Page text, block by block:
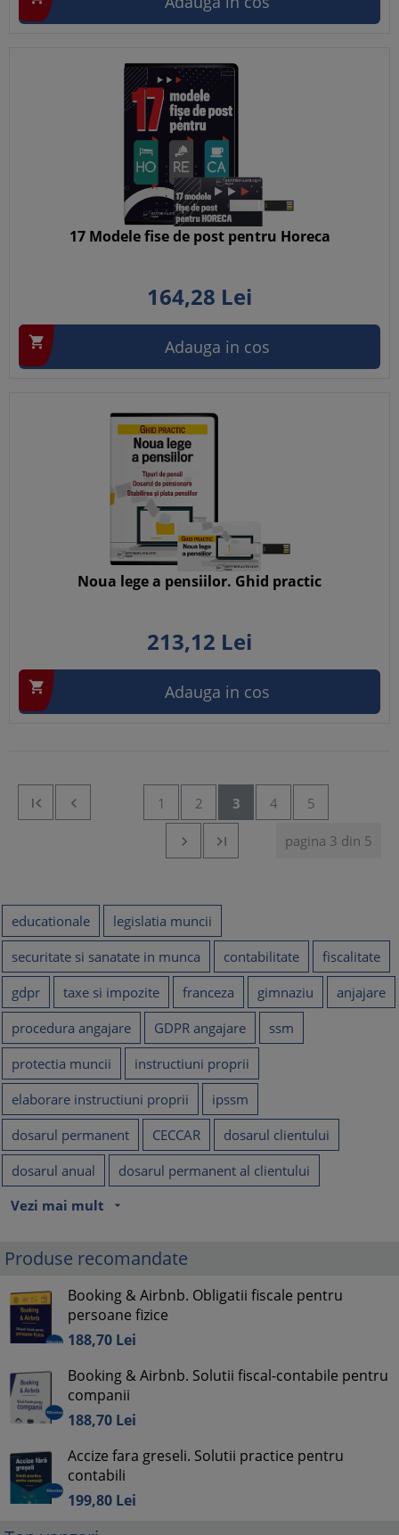
17 Modele fise de post pentru Horeca
164,28 Lei
 Adauga in cos
Noua lege a pensiilor. Ghid practic
213,12 Lei
 Adauga in cos
  1 2 3 4 5
pagina 3 din 5


educationale
legislatia muncii
securitate si sanatate in munca
contabilitate
fiscalitate
gdpr
taxe si impozite franceza gimnaziu
anjajare
procedura angajare
GDPR angajare
ssm
protectia muncii
instructiuni proprii
elaborare instructiuni proprii
ipssm
dosarul permanent
CECCAR
dosarul clientului
dosarul anual
dosarul permanent al clientului
Vezi mai mult
arrow_drop_down
Produse recomandate
Booking & Airbnb. Obligatii fiscale pentru
persoane fizice
188,70 Lei
Booking & Airbnb. Solutii fiscal-contabile pentru
companii
188,70 Lei
Accize fara greseli. Solutii practice pentru
contabili
199,80 Lei